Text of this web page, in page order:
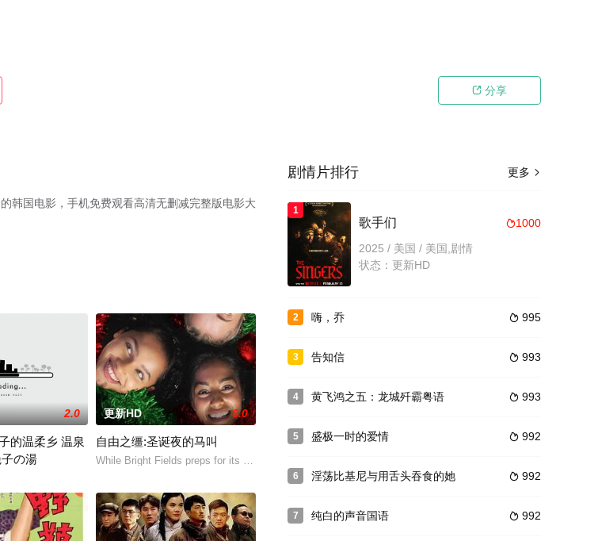
 分享
韩国电影，手机免费观看高清无删减完整版电影大
曼纽 贝阿 Emmanuelle B eacute;art饰）、莎莲（嘉莲维雅 Kari
2.0
的温柔乡 温泉
の湯
ませ。ようこそ、かすみ湯へ…」今日も観光客を出迎える湯の家の若女将・艶子（穂花）と番頭（梨元勝）。観光協会のパンフ
更新HD 6.0
自由之缰:圣诞夜的马叫
While Bright Fields preps for its Mistletoe Ball, a broken ornament l
更多 
剧情片排行
1
1000
歌手们
2025 / 美国 / 美国,剧情
状态：更新HD
2  995
嗨，乔
3  993
告知信
4  993
黄飞鸿之五：龙城歼霸粤语
5  992
盛极一时的爱情
6  992
淫荡比基尼与用舌头吞食的她
7  992
纯白的声音国语